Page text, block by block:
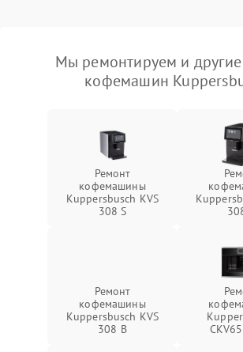
Мы ремонтируем и
кофемашин
Ремонт
кофемашины
Kuppersbusch KVS
308 S
Ремонт
кофемашины
Kuppersbusch KVS
308 B